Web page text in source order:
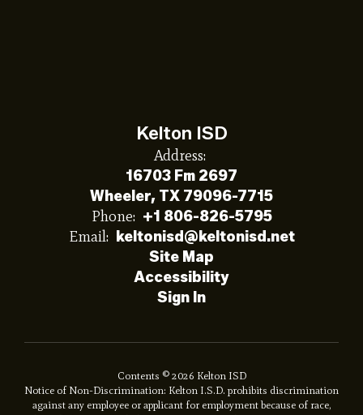
Kelton ISD
Address:
16703 Fm 2697
Wheeler, TX 79096-7715
Phone: +1 806-826-5795
Email: keltonisd@keltonisd.net
Site Map
Accessibility
Sign In
Contents © 2026 Kelton ISD
Notice of Non-Discrimination: Kelton I.S.D. prohibits discrimination
against any employee or applicant for employment because of race,